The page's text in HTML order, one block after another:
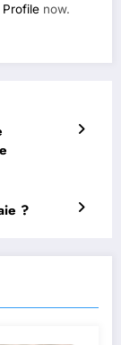
Profile now.
?